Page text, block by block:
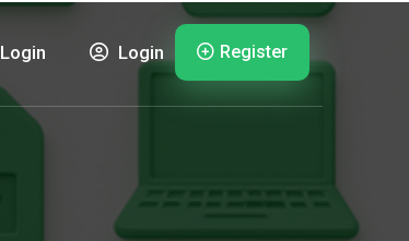
Login Login Register